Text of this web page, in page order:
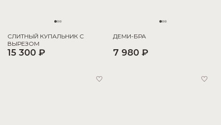
СЛИТНЫЙ КУПАЛЬНИК С
ВЫРЕЗОМ
15 300 ₽
ДЕМИ-БРА
7 980 ₽